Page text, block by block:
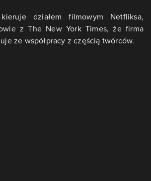
działem filmowym Netfliksa,
z The New York Times, że firma
ze współpracy z częścią twórców.